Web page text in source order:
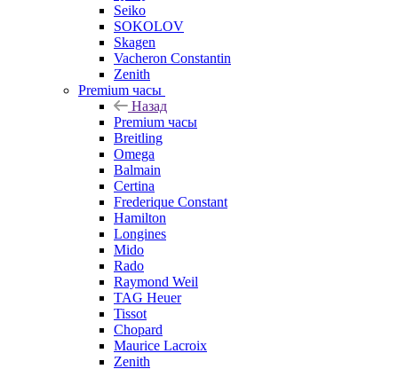
Seiko
SOKOLOV
Skagen
Vacheron Constantin
Zenith
Premium часы
Назад
Premium часы
Breitling
Omega
Balmain
Certina
Frederique Constant
Hamilton
Longines
Mido
Rado
Raymond Weil
TAG Heuer
Tissot
Chopard
Maurice Lacroix
Zenith